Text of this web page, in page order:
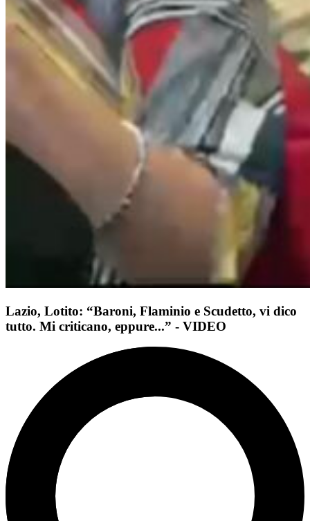
Lazio, Lotito: “Baroni, Flaminio e Scudetto, vi dico
tutto. Mi criticano, eppure...” - VIDEO